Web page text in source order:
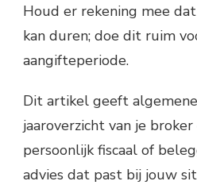
Houd er rekening mee
kan duren; doe dit ruim
aangifteperiode.
Dit artikel geeft
jaaroverzicht van je
persoonlijk fiscaal of
advies dat past bij jouw